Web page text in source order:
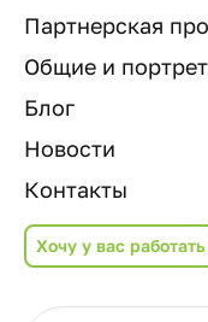
Партнерская
Общие и
Блог
Новости
Контакты
Хочу у вас работать